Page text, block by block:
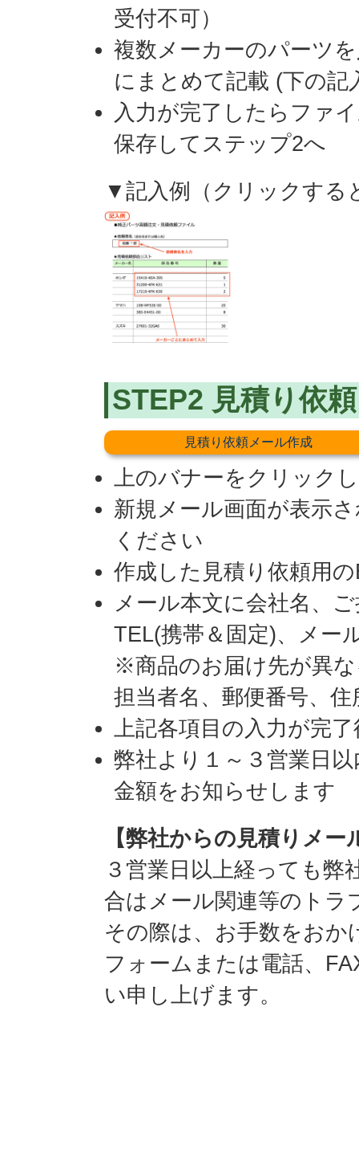
受付不可）
複数メーカーのパーツ
にまとめて記載 (下の記
入力が完了したらファ
保存してステップ2へ
▼記入例（クリックする
STEP2 見積り依
見積り依頼メール作成
上のバナーをクリック
新規メール画面が表示
ください
作成した見積り依頼用
メール本文に会社名、
TEL(携帯＆固定)、メー
※商品のお届け先が異
担当者名、郵便番号、
上記各項目の入力が完
弊社より１～３営業日
金額をお知らせします
【弊社からの見積りメ
３営業日以上経っても
合はメール関連等のトラ
その際は、お手数をおか
フォームまたは電話、
い申し上げます。